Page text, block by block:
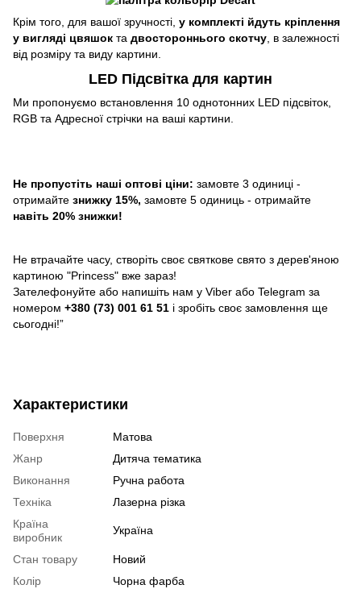
Крім того, для вашої зручності, у комплекті йдуть кріплення
у вигляді цвяшок та двостороннього скотчу , в залежності
від розміру та виду картини.
LED Підсвітка для картин
Ми пропонуємо встановлення 10 однотонних LED підсвіток,
RGB та Адресної стрічки на ваші картини.
Не пропустіть наші оптові ціни: замовте 3 одиниці -
отримайте знижку 15%, замовте 5 одиниць - отримайте
навіть 20% знижки!
Не втрачайте часу, створіть своє святкове свято з дерев'яною
картиною "Princess" вже зараз!
Зателефонуйте або напишіть нам у Viber або Telegram за
номером +380 (73) 001 61 51 і зробіть своє замовлення ще
сьогодні!”
Характеристики
Поверхня
Матова
Жанр
Дитяча тематика
Виконання
Ручна работа
Техніка
Лазерна різка
Країна
виробник
Україна
Стан товару
Новий
Колір
Чорна фарба